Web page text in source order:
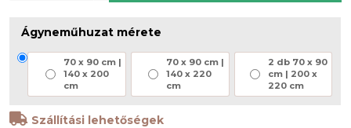
Ágyneműhuzat mérete
70 x 90 cm |
140 x 200
cm
70 x 90 cm |
140 x 220
cm
2 db 70 x 90
cm | 200 x
220 cm
Szállítási lehetőségek